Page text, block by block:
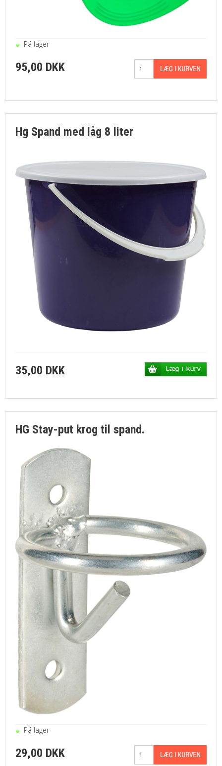
På lager
95,00 DKK
Hg Spand med låg 8 liter
35,00 DKK
HG Stay-put krog til spand.
På lager
29,00 DKK